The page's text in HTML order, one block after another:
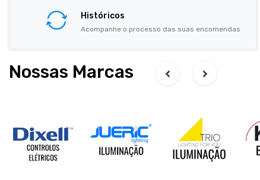
Históricos
Acompanhe o processo das suas encomendas
Nossas Marcas